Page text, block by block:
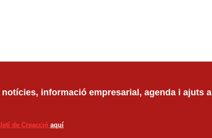
informació empresarial, agenda i ajuts al
de Creacció aquí